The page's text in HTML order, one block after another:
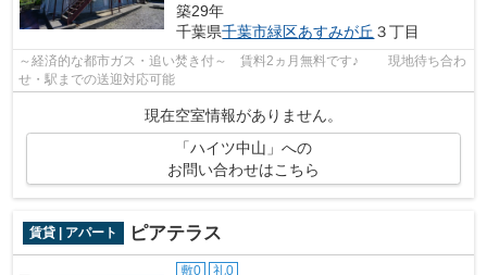
築29年
千葉県千葉市緑区あすみが丘 ３丁目
～経済的な都市ガス・追い焚き付～ 賃料2ヵ月無料です♪ 現地待ち合わ
せ・駅までの送迎対応可能
現在空室情報がありません。
「ハイツ中山」への
お問い合わせはこちら
賃貸 | アパート ピアテラス
敷0 礼0